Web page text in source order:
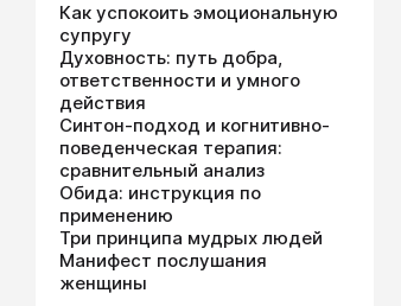
Как успокоить эмоциональную
супругу
Духовность: путь добра,
ответственности и умного
действия
Синтон-подход и когнитивно-
поведенческая терапия:
сравнительный анализ
Обида: инструкция по
применению
Три принципа мудрых людей
Манифест послушания
женщины